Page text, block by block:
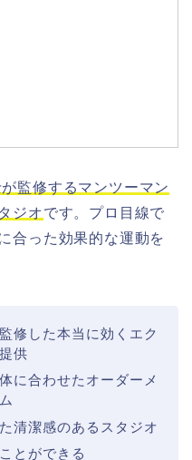
監修するマンツーマン
ジオ です。プロ目線で
合った効果的な運動を
修した本当に効くエク
供
に合わせたオーダーメ
清潔感のあるスタジオ
とができる